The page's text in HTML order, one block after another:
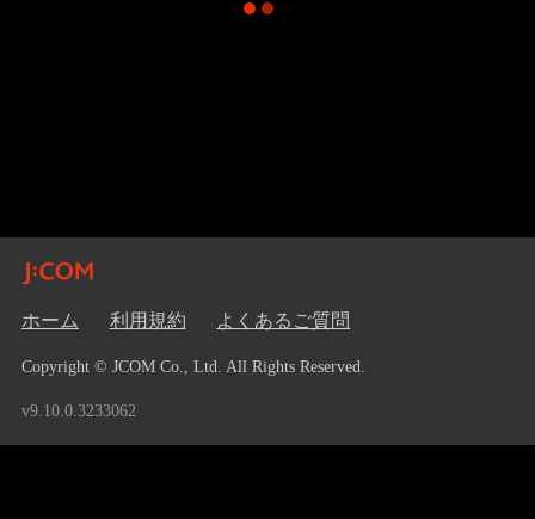
ホーム 利用規約 よくあるご質問
Copyright © JCOM Co., Ltd. All Rights Reserved.
v9.10.0.3233062